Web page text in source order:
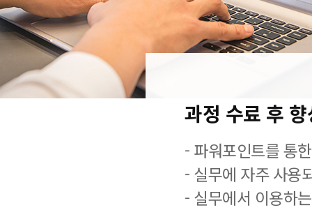
과정 수료 후
- 파워포인트를 통
- 실무에 자주 사용
- 실무에서 이용하